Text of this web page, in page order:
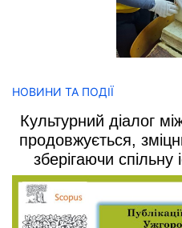
НОВИНИ ТА ПОДІЇ
Культурний діалог
продовжується,
зберігаючи